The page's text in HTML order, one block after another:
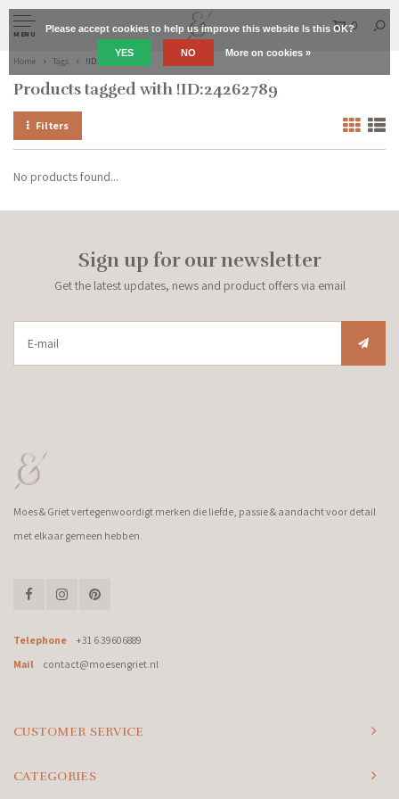
MENU
0
Home Tags !ID:24262789
Products tagged with !ID:24262789
Filters
No products found...
Sign up for our newsletter
Get the latest updates, news and product offers via email
Moes & Griet vertegenwoordigt merken die liefde, passie & aandacht voor detail
met elkaar gemeen hebben.
Telephone
+31 6 39606889
Mail
contact@moesengriet.nl
CUSTOMER SERVICE
CATEGORIES
Please accept cookies to help us improve this website Is this OK?
YES NO More on cookies »